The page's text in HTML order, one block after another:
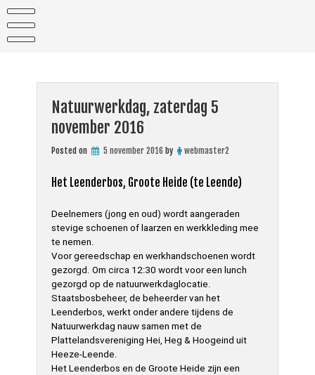
content
Natuurwerkdag, zaterdag 5
november 2016
Posted on 5 november 2016 by webmaster2
Het Leenderbos, Groote Heide (te Leende)
Deelnemers (jong en oud) wordt aangeraden
stevige schoenen of laarzen en werkkleding mee
te nemen.
Voor gereedschap en werkhandschoenen wordt
gezorgd. Om circa 12:30 wordt voor een lunch
gezorgd op de natuurwerkdaglocatie.
Staatsbosbeheer, de beheerder van het
Leenderbos, werkt onder andere tijdens de
Natuurwerkdag nauw samen met de
Plattelandsvereniging Hei, Heg & Hoogeind uit
Heeze-Leende.
Het Leenderbos en de Groote Heide zijn een